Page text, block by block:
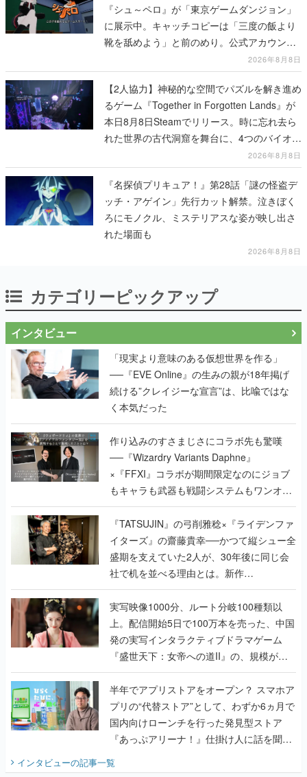
『シュ～ペロ』が「東京ゲームダンジョン」
に展示中。キャッチコピーは「三度の飯より
靴を舐めよう」と前のめり。公式アカウント
も開設され、2026年リリースに向けて開発中
2026年8月8日
【2人協力】神秘的な空間でパズルを解き進め
るゲーム『Together in Forgotten Lands』が
本日8月8日Steamでリリース。時に忘れ去ら
れた世界の古代洞窟を舞台に、4つのバイオー
2026年8月8日
『名探偵プリキュア！』第28話「謎の怪盗デ
ッチ・アゲイン」先行カット解禁。泣きぼく
ろにモノクル、ミステリアスな姿が映し出さ
れた場面も
2026年8月8日
カテゴリーピックアップ
インタビュー
「現実より意味のある仮想世界を作る」
──『EVE Online』の生みの親が18年掲げ
続ける”クレイジーな宣言”は、比喩ではな
く本気だった
作り込みのすさまじさにコラボ先も驚嘆
──『Wizardry Variants Daphne』
×『FFXI』コラボが期間限定なのにジョブ
もキャラも武器も戦闘システムもワンオフ
で作り込まれた理由を両ディレクターに聞
く
『TATSUJIN』の弓削雅稔×『ライデンファ
イターズ』の齋藤貴幸──かつて縦シュー全
盛期を支えていた2人が、30年後に同じ会
社で机を並べる理由とは。新作
『TATSUJIN EXTREME』で初タッグを組
んだレジェンド2人に訊く開発秘話
実写映像1000分、ルート分岐100種類以
上。配信開始5日で100万本を売った、中国
発の実写インタラクティブドラマゲーム
『盛世天下：女帝への道II』の、規模が違
うこだわりをプロデューサーに聞いた
半年でアプリストアをオープン？ スマホア
プリの“代替ストア”として、わずか6ヵ月で
国内向けローンチを行った発見型ストア
『あっぷアリーナ！』仕掛け人に話を聞い
インタビューの記事一覧